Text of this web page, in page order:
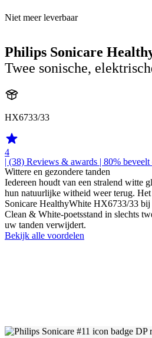
Niet meer leverbaar
Philips Sonicare
Twee sonische,
HX6733/33
4
| (38) Reviews & awards | 80%
Wittere en gezondere tanden
Iedereen houdt van een stralend witte
hun natuurlijke witheid weer terug.
Sonicare HealthyWhite HX6733/33
Clean & White-poetsstand in slechts
uw tanden verwijdert.
Bekijk alle voordelen